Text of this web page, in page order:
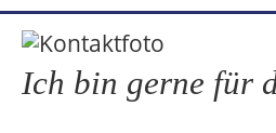
Ich bin gerne für